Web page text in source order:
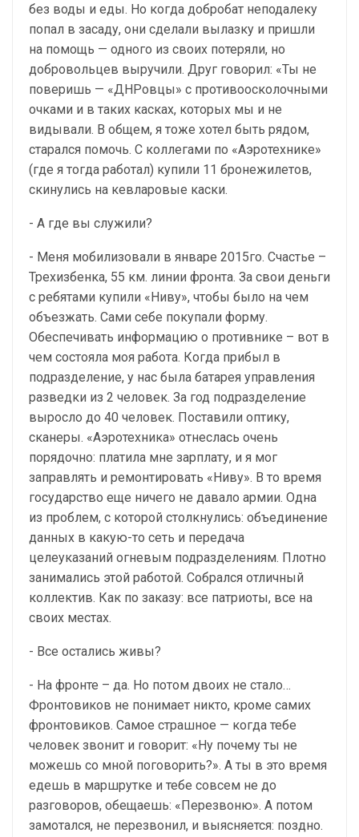
без воды и еды. Но когда добробат неподалеку
попал в засаду, они сделали вылазку и пришли
на помощь — одного из своих потеряли, но
добровольцев выручили. Друг говорил: «Ты не
поверишь — «ДНРовцы» с противоосколочными
очками и в таких касках, которых мы и не
видывали. В общем, я тоже хотел быть рядом,
старался помочь. С коллегами по «Аэротехнике»
(где я тогда работал) купили 11 бронежилетов,
скинулись на кевларовые каски.
- А где вы служили?
- Меня мобилизовали в январе 2015го. Счастье –
Трехизбенка, 55 км. линии фронта. За свои деньги
с ребятами купили «Ниву», чтобы было на чем
объезжать. Сами себе покупали форму.
Обеспечивать информацию о противнике – вот в
чем состояла моя работа. Когда прибыл в
подразделение, у нас была батарея управления
разведки из 2 человек. За год подразделение
выросло до 40 человек. Поставили оптику,
сканеры. «Аэротехника» отнеслась очень
порядочно: платила мне зарплату, и я мог
заправлять и ремонтировать «Ниву». В то время
государство еще ничего не давало армии. Одна
из проблем, с которой столкнулись: объединение
данных в какую-то сеть и передача
целеуказаний огневым подразделениям. Плотно
занимались этой работой. Собрался отличный
коллектив. Как по заказу: все патриоты, все на
своих местах.
- Все остались живы?
- На фронте – да. Но потом двоих не стало…
Фронтовиков не понимает никто, кроме самих
фронтовиков. Самое страшное — когда тебе
человек звонит и говорит: «Ну почему ты не
можешь со мной поговорить?». А ты в это время
едешь в маршрутке и тебе совсем не до
разговоров, обещаешь: «Перезвоню». А потом
замотался, не перезвонил, и выясняется: поздно.